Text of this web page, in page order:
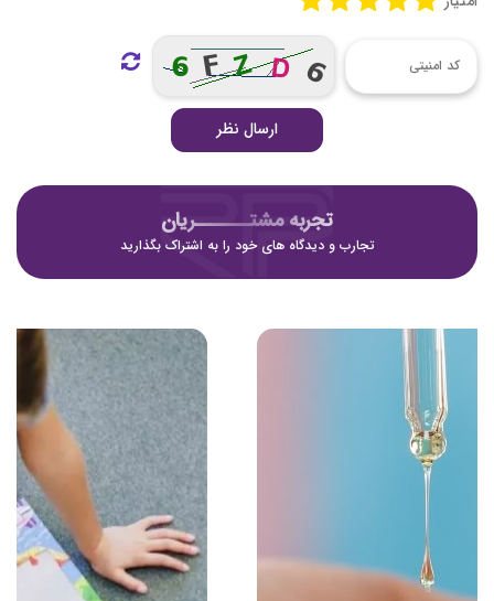
ارسال نظر
تجربه مشتـــــــریان
تجارب و دیدگاه های خود را به اشتراک بگذارید